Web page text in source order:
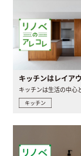
キッチン